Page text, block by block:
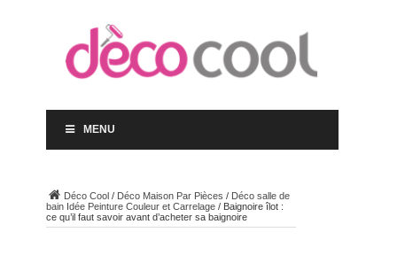
MENU
Déco Cool/ Déco Maison Par Pièces / Déco salle de
bain Idée Peinture Couleur et Carrelage/ Baignoire îlot :
ce qu’il faut savoir avant d’acheter sa baignoire